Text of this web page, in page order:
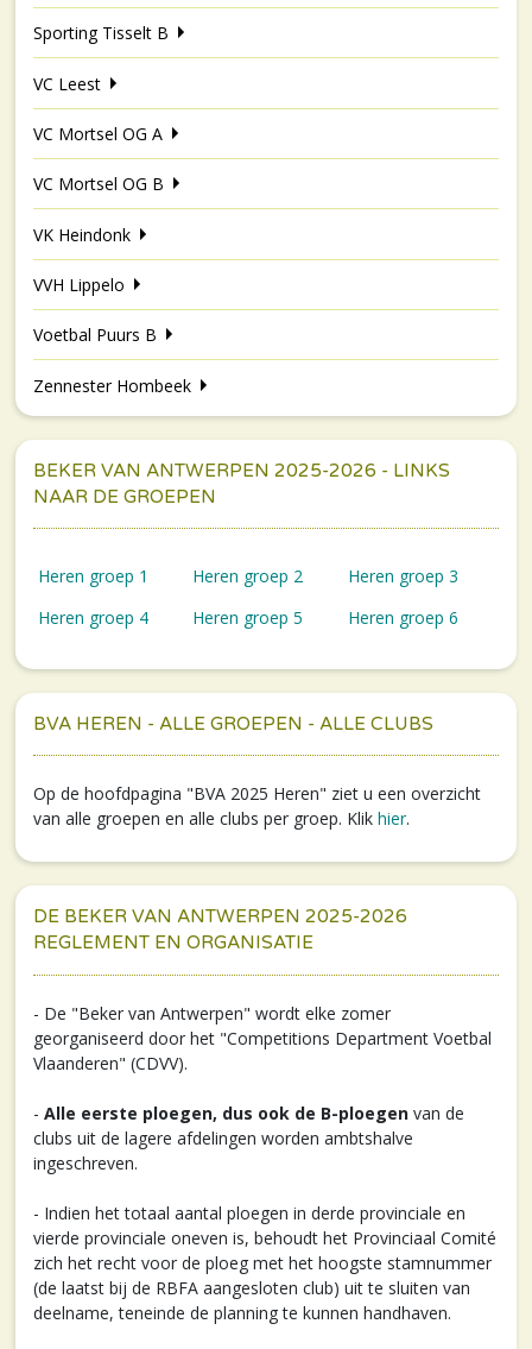
Sporting Tisselt B
VC Leest
VC Mortsel OG A
VC Mortsel OG B
VK Heindonk
VVH Lippelo
Voetbal Puurs B
Zennester Hombeek
BEKER VAN ANTWERPEN 2025-2026 - LINKS
NAAR DE GROEPEN
Heren groep 1 Heren groep 2
Heren groep 3
Heren groep 4
Heren groep 5 Heren groep 6
BVA HEREN - ALLE GROEPEN - ALLE CLUBS
Op de hoofdpagina "BVA 2025 Heren" ziet u een overzicht
van alle groepen en alle clubs per groep. Klik hier.
DE BEKER VAN ANTWERPEN 2025-2026
REGLEMENT EN ORGANISATIE
- De "Beker van Antwerpen" wordt elke zomer
georganiseerd door het "Competitions Department Voetbal
Vlaanderen" (CDVV).
- Alle eerste ploegen, dus ook de B-ploegen van de
clubs uit de lagere afdelingen worden ambtshalve
ingeschreven.
- Indien het totaal aantal ploegen in derde provinciale en
vierde provinciale oneven is, behoudt het Provinciaal Comité
zich het recht voor de ploeg met het hoogste stamnummer
(de laatst bij de RBFA aangesloten club) uit te sluiten van
deelname, teneinde de planning te kunnen handhaven.